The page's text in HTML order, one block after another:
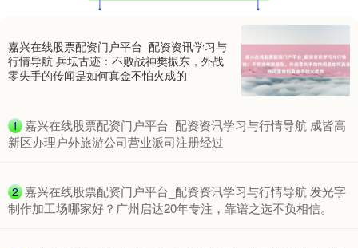
嘉兴在线股票配资门户平台_配资资讯学习与
行情导航 乒坛古迹：不败战神樊振东，外战
零失手的传闻是如何真金不怕火成的
1 ​嘉兴在线股票配资门户平台_配资资讯学习与行情导航 成皆高
新区办理户外旅游公司营业派司注册经过
2 ​嘉兴在线股票配资门户平台_配资资讯学习与行情导航 发光字
制作加工场哪家好？广州启达20年专注，靠谱之选不负相信。